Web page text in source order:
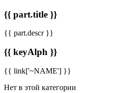
{{ part.title }}
{{ part.descr }}
{{ keyAlph }}
{{ link['~NAME'] }}
Нет в этой категории